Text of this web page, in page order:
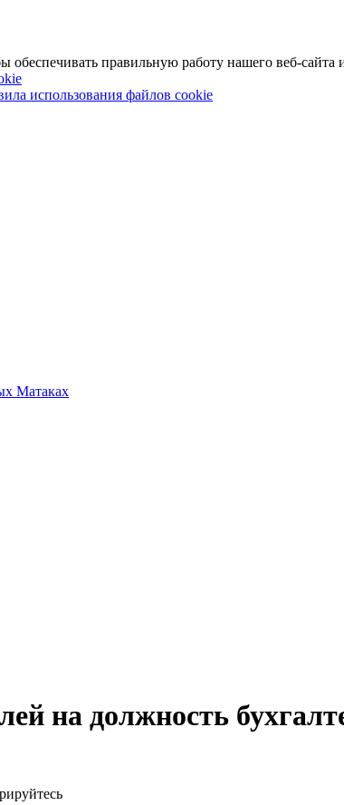
правильную работу нашего веб-сайта
использования файлов cookie
Матаках
на должность